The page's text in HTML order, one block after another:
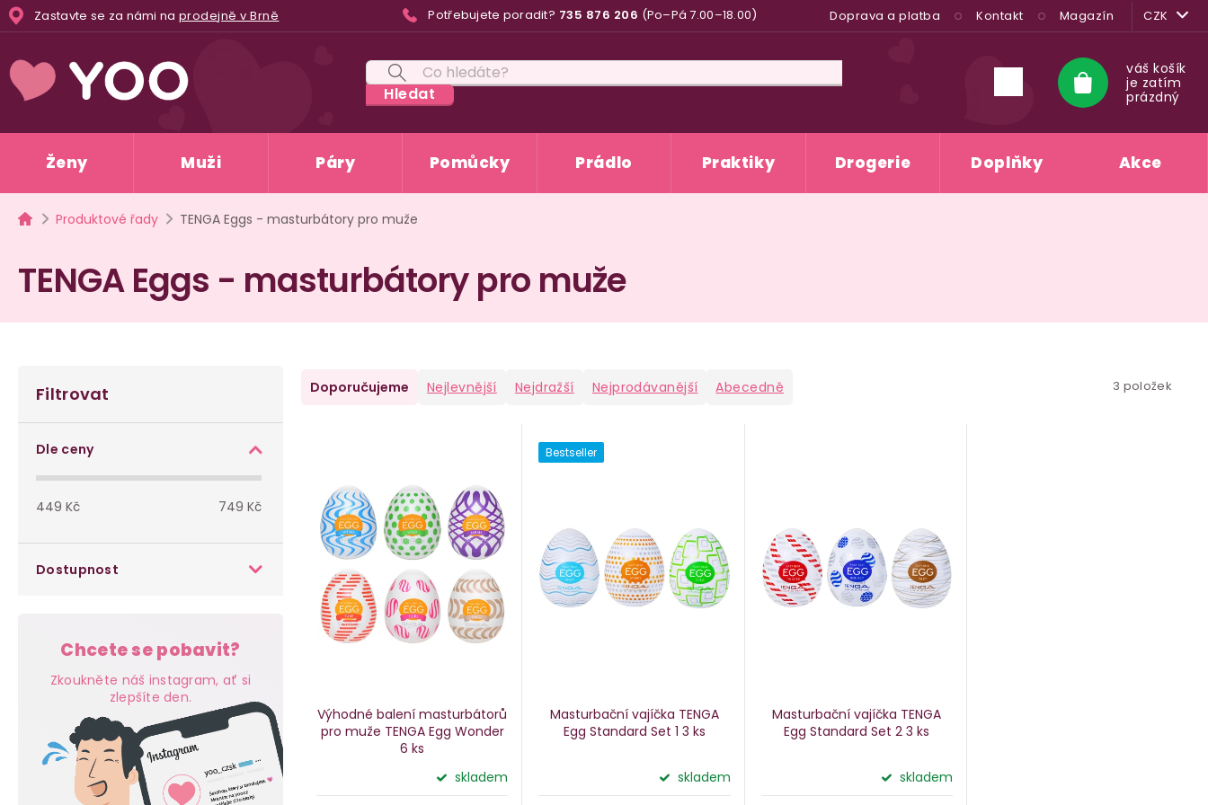
Přejít
na
Zastavte se za námi na prodejně v Brně Potřebujete poradit? 735 876 206 (Po–Pá 7.00–18.00) Doprava a platba Kontakt Magazín CZK
Hledat
Nákupní
košík
váš košík
je zatím
prázdný
Ženy Muži Páry Pomůcky Prádlo Praktiky Drogerie Doplňky Akce
Domů
Produktové řady TENGA Eggs - masturbátory pro muže
TENGA Eggs - masturbátory pro muže
o
Filtrovat
Dle ceny
449 Kč 749 Kč
Dostupnost
Chcete se pobavit?
Zkoukněte náš instagram, ať si
zlepšíte den.
Ř
d
Doporučujeme Nejlevnější Nejdražší Nejprodávanější Abecedně 3 položek
Výhodné balení masturbátorů
pro muže TENGA Egg Wonder
6 ks
skladem
Bestseller
Masturbační vajíčka TENGA
Egg Standard Set 1 3 ks
skladem
Masturbační vajíčka TENGA
Egg Standard Set 23 ks
skladem